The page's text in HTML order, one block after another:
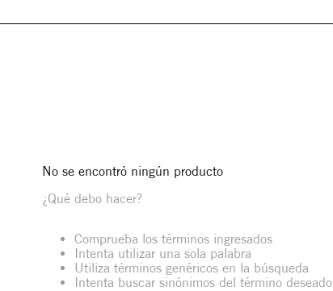
No se encontró ningún producto
¿Qué debo hacer?
Comprueba los términos ingresados
Intenta utilizar una sola palabra
Utiliza términos genéricos en la búsqueda
Intenta buscar sinónimos del término deseado